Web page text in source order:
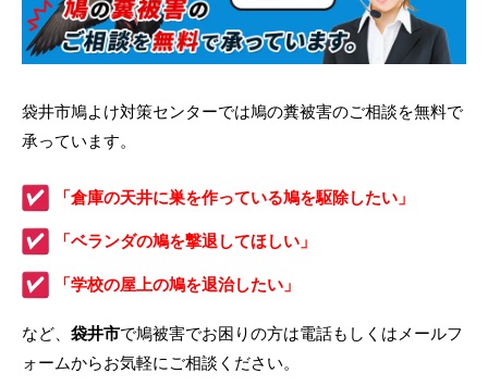
袋井市鳩よけ対策センターでは鳩の糞被害のご相談を無料で
承っています。
「倉庫の天井に巣を作っている鳩を駆除したい」
「ベランダの鳩を撃退してほしい」
「学校の屋上の鳩を退治したい」
など、 袋井市で鳩被害でお困りの方は電話もしくはメールフ
ォームからお気軽にご相談ください。